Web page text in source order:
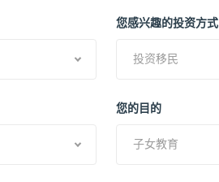
您感兴趣的投资方式
投资移民
您的目的
子女教育